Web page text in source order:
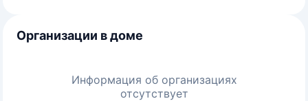
Организации в доме
Информация об организациях
отсутствует